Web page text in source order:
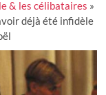
& les célibataires »
déjà été infidèle